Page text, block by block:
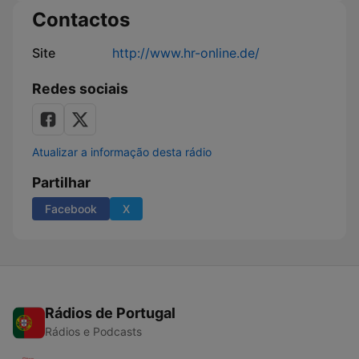
Contactos
Site http://www.hr-online.de/
Redes sociais
Atualizar a informação desta rádio
Partilhar
Facebook X
Rádios de Portugal
Rádios e Podcasts